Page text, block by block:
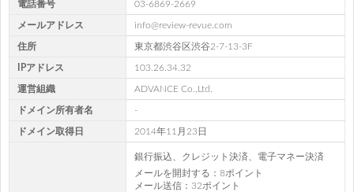
電話番号 03-6869-2669
メールアドレス info@review-revue.com
住所 東京都渋谷区渋谷2-7-13-3F
IPアドレス 103.26.34.32
運営組織 ADVANCE Co.,Ltd.
ドメイン所有者名 -
ドメイン取得日 2014年11月23日
銀行振込、クレジット決済、電子マネー決済
メールを開封する：8ポイント
メール送信：32ポイント